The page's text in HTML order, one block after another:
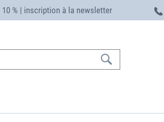
10 % | inscription à la newsletter